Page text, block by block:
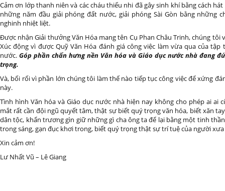
Cảm ơn lớp thanh niên và các cháu thiếu nhi đã gây sinh khí bằng cách
những năm đầu giải phóng đất nước, giải phóng Sài Gòn bằng những
nghinh nhiệt liệt.
Được nhận Giải thưởng Văn Hóa mang tên Cụ Phan Châu Trinh, chúng tôi
Xúc động vì được Quỹ Văn Hóa đánh giá công việc làm vừa qua của
nước. Góp phần chấn hưng nền Văn hóa và Giáo dục nước nhà đang
trọng.
Và, bối rối vì phần lớn chúng tôi làm thế nào tiếp tục công việc để xứng
này.
Tình hình Văn hóa và Giáo dục nước nhà hiện nay không cho phép ai ai
mắt rất cần đội ngũ quyết tâm, thật sự biết quý trọng văn hóa, biết xăn
dân tộc, khẩn trương gìn giữ những gì cha ông ta để lại bằng một tinh
trong sáng, gạn đục khơi trong, biết quý trọng thật sự trí tuệ của người xưa
Xin cảm ơn!
Lư Nhất Vũ – Lê Giang